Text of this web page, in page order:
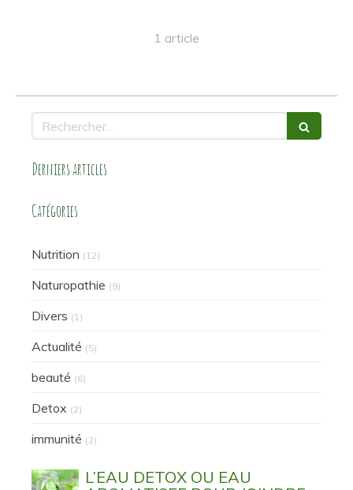
1 article
Rechercher
Derniers articles
Catégories
Nutrition (12)
Naturopathie (9)
Divers (1)
Actualité (5)
beauté (6)
Detox (2)
immunité (2)
L’EAU DETOX OU EAU